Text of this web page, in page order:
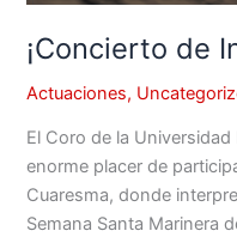
¡Concierto de
Actuaciones,
El Coro de la
enorme placer de
Cuaresma, donde
Semana Santa Marinera